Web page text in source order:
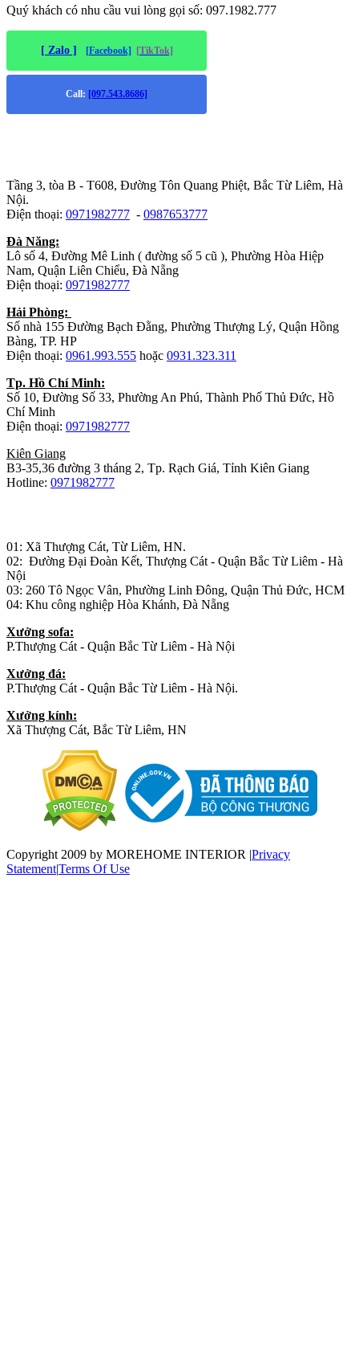
Quý khách có nhu cầu vui lòng gọi số: 097.1982.777
[ Zalo ] [Facebook] [TikTok]
Call: [097.543.8686]
Tầng 3, tòa B - T608, Đường Tôn Quang Phiệt, Bắc Từ Liêm, Hà
Nội.
Điện thoại: 0971982777 - 0987653777
Đà Năng:
Lô số 4, Đường Mê Linh ( đường số 5 cũ ), Phường Hòa Hiệp
Nam, Quận Liên Chiểu, Đà Nẵng
Điện thoại: 0971982777
Hải Phòng:
Số nhà 155 Đường Bạch Đằng, Phường Thượng Lý, Quận Hồng
Bàng, TP. HP
Điện thoại: 0961.993.555 hoặc 0931.323.311
Tp. Hồ Chí Minh:
Số 10, Đường Số 33, Phường An Phú, Thành Phố Thủ Đức, Hồ
Chí Minh
Điện thoại: 0971982777
Kiên Giang
B3-35,36 đường 3 tháng 2, Tp. Rạch Giá, Tỉnh Kiên Giang
Hotline: 0971982777
01: Xã Thượng Cát, Từ Liêm, HN.
02: Đường Đại Đoàn Kết, Thượng Cát - Quận Bắc Từ Liêm - Hà
Nội
03: 260 Tô Ngọc Vân, Phường Linh Đông, Quận Thủ Đức, HCM
04: Khu công nghiệp Hòa Khánh, Đà Nẵng
Xưởng sofa:
P.Thượng Cát - Quận Bắc Từ Liêm - Hà Nội
Xưởng đá:
P.Thượng Cát - Quận Bắc Từ Liêm - Hà Nội.
Xưởng kính:
Xã Thượng Cát, Bắc Từ Liêm, HN
Copyright 2009 by MOREHOME INTERIOR |Privacy
Statement|Terms Of Use